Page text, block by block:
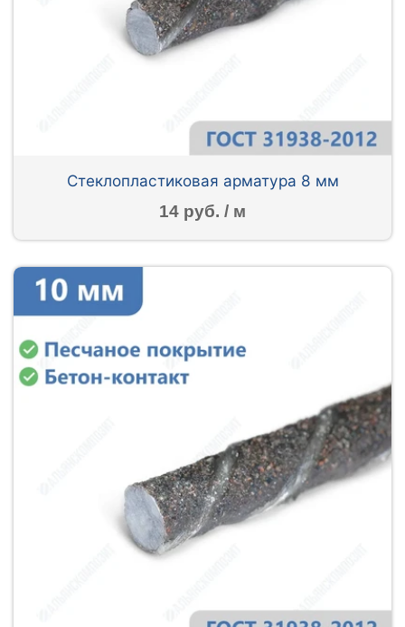
Стеклопластиковая арматура 8 мм
14 руб. / м